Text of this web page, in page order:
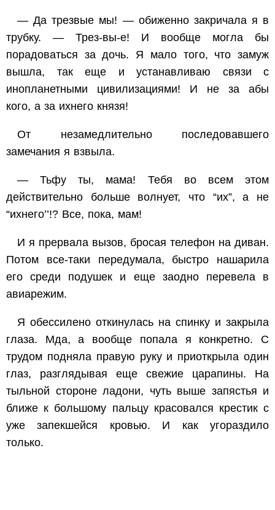
— Да трезвые мы! — обиженно закричала я в
трубку. — Трез-вы-е! И вообще могла бы
порадоваться за дочь. Я мало того, что замуж
вышла, так еще и устанавливаю связи с
инопланетными цивилизациями! И не за абы
кого, а за ихнего князя!
От незамедлительно последовавшего
замечания я взвыла.
— Тьфу ты, мама! Тебя во всем этом
действительно больше волнует, что “их”, а не
“ихнего’’!? Все, пока, мам!
И я прервала вызов, бросая телефон на диван.
Потом все-таки передумала, быстро нашарила
его среди подушек и еще заодно перевела в
авиарежим.
Я обессилено откинулась на спинку и закрыла
глаза. Мда, а вообще попала я конкретно. С
трудом подняла правую руку и приоткрыла один
глаз, разглядывая еще свежие царапины. На
тыльной стороне ладони, чуть выше запястья и
ближе к большому пальцу красовался крестик с
уже запекшейся кровью. И как угораздило
только.